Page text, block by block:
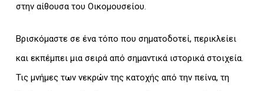
στην αίθουσα του Οικομουσείου.
Βρισκόμαστε σε ένα τόπο που σηματοδοτεί, περικλείει
και εκπέμπει μια σειρά από σημαντικά ιστορικά στοιχεία.
Τις μνήμες των νεκρών της κατοχής από την πείνα, τη